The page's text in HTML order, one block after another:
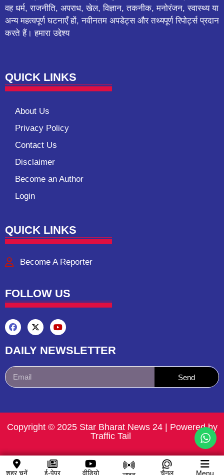
वह धर्म, राजनीति, अपराध, खेल, विज्ञान, तकनीक, मनोरंजन, स्वास्थ्य या
अन्य महत्वपूर्ण घटनाएँ हों, नवीनतम अपडेट्स और तथ्यपूर्ण रिपोर्ट्स प्रदान
करते हैं। हमारा उद्देश्य
QUICK LINKS
About Us
Privacy Policy
Contact Us
Disclaimer
Become an Author
Login
QUICK LINKS
Become A Reporter
FOLLOW US
DAILY NEWSLETTER
Send
Copyright © 2025 Star Bharat News 24 | Powered by
Traffic Tail ​
शहर चुनें ई-पेपर वीडियो चैनल Menu